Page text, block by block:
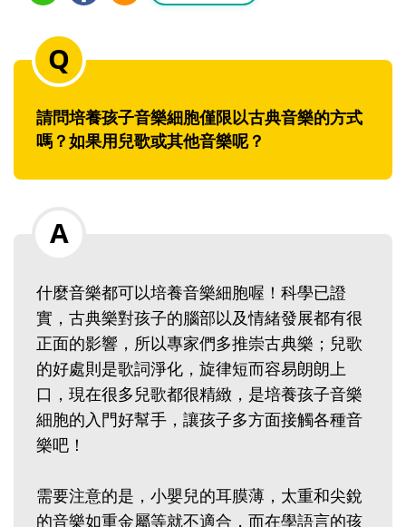
請問培養孩子音樂細胞僅限以古典音樂的方式
嗎？如果用兒歌或其他音樂呢？
什麼音樂都可以培養音樂細胞喔！科學已證
實，古典樂對孩子的腦部以及情緒發展都有很
正面的影響，所以專家們多推崇古典樂；兒歌
的好處則是歌詞淨化，旋律短而容易朗朗上
口，現在很多兒歌都很精緻，是培養孩子音樂
細胞的入門好幫手，讓孩子多方面接觸各種音
樂吧！
需要注意的是，小嬰兒的耳膜薄，太重和尖銳
的音樂如重金屬等就不適合，而在學語言的孩